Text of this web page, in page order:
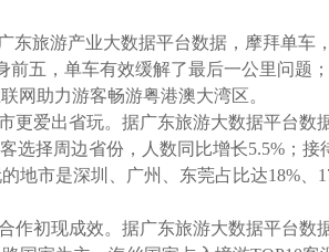
东旅游产业大数据平台数据，摩拜单车
五，单车有效缓解了最后一公里问题
网助力游客畅游粤港澳大湾区。
更爱出省玩。据广东旅游大数据平台数
选择周边省份，人数同比增长5.5%；接
地市是深圳、广州、东莞占比达18%、
作初现成效。据广东旅游大数据平台数